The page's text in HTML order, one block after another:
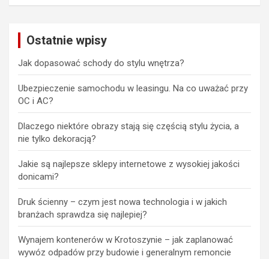
Ostatnie wpisy
Jak dopasować schody do stylu wnętrza?
Ubezpieczenie samochodu w leasingu. Na co uważać przy
OC i AC?
Dlaczego niektóre obrazy stają się częścią stylu życia, a
nie tylko dekoracją?
Jakie są najlepsze sklepy internetowe z wysokiej jakości
donicami?
Druk ścienny – czym jest nowa technologia i w jakich
branżach sprawdza się najlepiej?
Wynajem kontenerów w Krotoszynie – jak zaplanować
wywóz odpadów przy budowie i generalnym remoncie